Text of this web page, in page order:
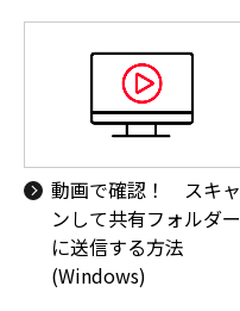
動画で確認！ スキャ
ンして共有フォルダー
に送信する方法
(Windows)